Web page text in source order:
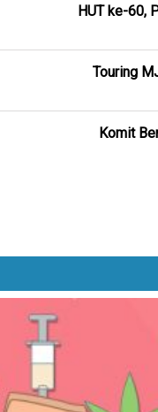
HUT ke-60,
Touring
Komit